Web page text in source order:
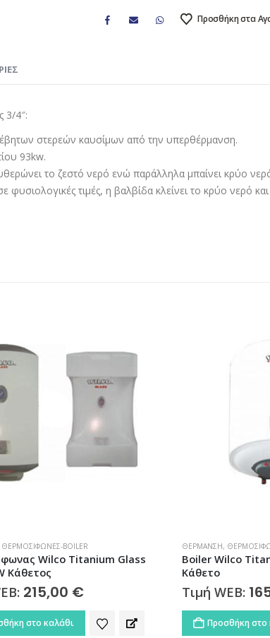
Προσθήκη στα
3/4″:
στερεών καυσίμων από την υπερθέρμανση.
93kw.
το ζεστό νερό ενώ παράλληλα μπαίνει κρύο
τιμές, η βαλβίδα κλείνει το κρύο νερό
ΘΕΡΜΟΣΊΦΩΝΕΣ-BOILER
Titanium Glass 60lt
165,00 €
στο καλάθι
ΘΈΡΜΑΝΣΗ,
Θερμοσίφωνας
20lt 2kW
Τιμή WEB:
Προσθήκη στο